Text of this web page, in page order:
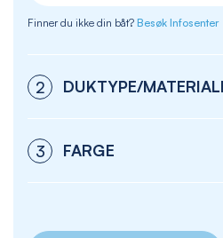
Finner du ikke din båt? Besøk Infosenter
2 DUKTYPE/
3 FARGE